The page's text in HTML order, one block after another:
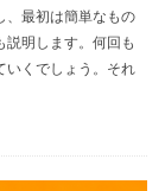
、最初は簡単なもの
説明します。何回も
いくでしょう。それ